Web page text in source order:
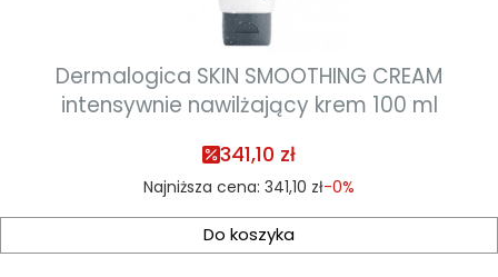
Dermalogica SKIN SMOOTHING CREAM
intensywnie nawilżający krem 100 ml
341,10 zł
Najniższa cena: 341,10 zł-0%
Do koszyka